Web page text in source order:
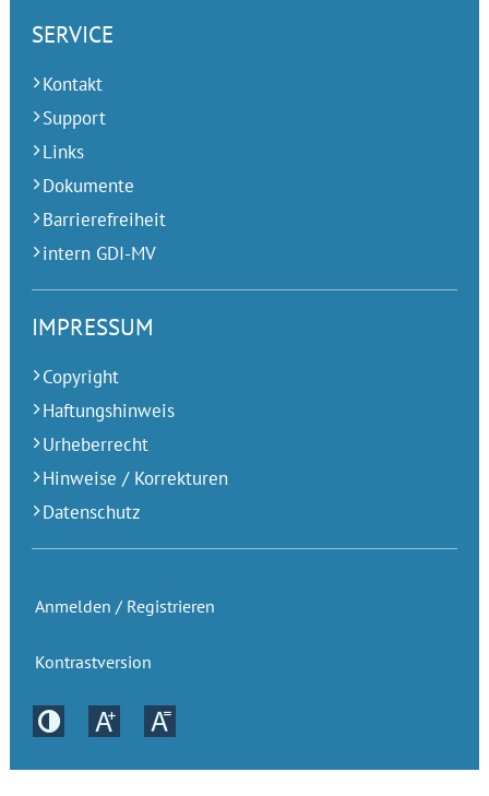
SERVICE
Kontakt
Support
Links
Dokumente
Barrierefreiheit
intern GDI-MV
IMPRESSUM
Copyright
Haftungshinweis
Urheberrecht
Hinweise / Korrekturen
Datenschutz
Anmelden / Registrieren
Kontrastversion
Kontrastversion